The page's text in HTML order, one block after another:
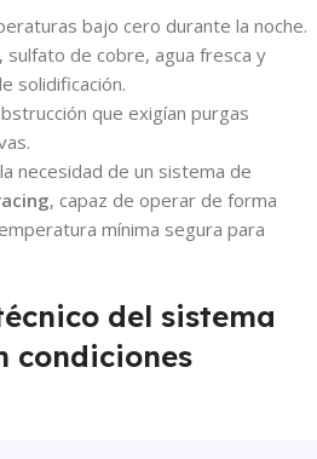
bajo cero durante la noche.
de cobre, agua fresca y
solidificación.
que exigían purgas
necesidad de un sistema de
, capaz de operar de forma
mínima segura para
del sistema
condiciones